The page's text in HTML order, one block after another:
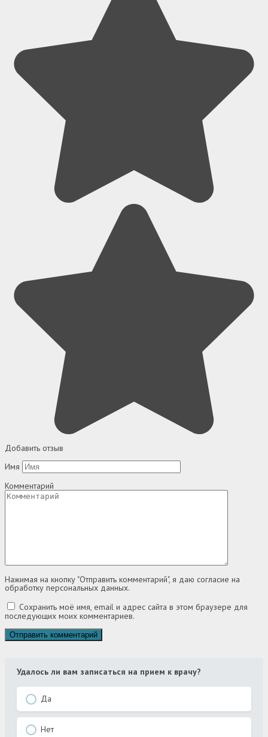
Добавить отзыв
Имя
Комментарий
Нажимая на кнопку "Отправить комментарий", я даю согласие на
обработку персональных данных.
Сохранить моё имя, email и адрес сайта в этом браузере для
последующих моих комментариев.
Удалось ли вам записаться на прием к врачу?
Да
Нет